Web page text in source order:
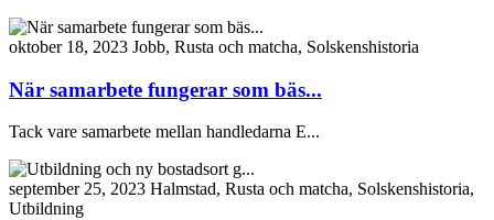
oktober 18, 2023 Jobb, Rusta och matcha, Solskenshistoria
När samarbete fungerar som bäs...
Tack vare samarbete mellan handledarna E...
september 25, 2023 Halmstad, Rusta och matcha, Solskenshistoria,
Utbildning